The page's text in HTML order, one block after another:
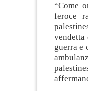
“Come
feroce
vendetta
guerra e